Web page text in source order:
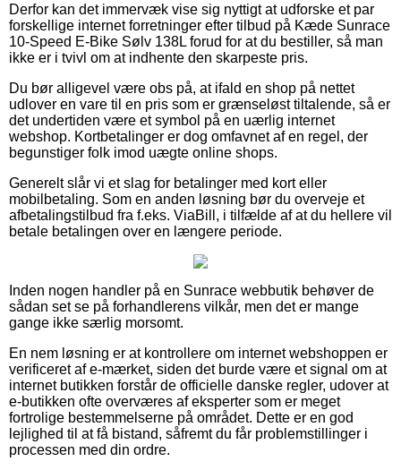
Derfor kan det immervæk vise sig nyttigt at udforske et par
forskellige internet forretninger efter tilbud på Kæde Sunrace
10-Speed E-Bike Sølv 138L forud for at du bestiller, så man
ikke er i tvivl om at indhente den skarpeste pris.
Du bør alligevel være obs på, at ifald en shop på nettet
udlover en vare til en pris som er grænseløst tiltalende, så er
det undertiden være et symbol på en uærlig internet
webshop. Kortbetalinger er dog omfavnet af en regel, der
begunstiger folk imod uægte online shops.
Generelt slår vi et slag for betalinger med kort eller
mobilbetaling. Som en anden løsning bør du overveje et
afbetalingstilbud fra f.eks. ViaBill, i tilfælde af at du hellere vil
betale betalingen over en længere periode.
Inden nogen handler på en Sunrace webbutik behøver de
sådan set se på forhandlerens vilkår, men det er mange
gange ikke særlig morsomt.
En nem løsning er at kontrollere om internet webshoppen er
verificeret af e-mærket, siden det burde være et signal om at
internet butikken forstår de officielle danske regler, udover at
e-butikken ofte overværes af eksperter som er meget
fortrolige bestemmelserne på området. Dette er en god
lejlighed til at få bistand, såfremt du får problemstillinger i
processen med din ordre.